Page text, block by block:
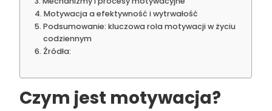
Motywacja a efektywność i wytrwałość
Podsumowanie: kluczowa rola motywacji w życiu
codziennym
Źródła:
Czym jest motywacja?